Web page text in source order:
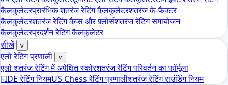
कैलकुलेटरप्रारंभिक शतरंज रेटिंग कैलकुलेटरशतरंज के-फैक्टर
कैलकुलेटरशतरंज रेटिंग कैप्स और फ़्लोर्सशतरंज रेटिंग समायोजन
कैलकुलेटरप्रदर्शन रेटिंग कैलकुलेटर
सीखें
v
एलो रेटिंग प्रणाली v
एलो शतरंज रेटिंग में अपेक्षित स्कोरशतरंज रेटिंग परिवर्तन का फॉर्मूला
FIDE रेटिंग नियमUS Chess रेटिंग प्रणालीशतरंज रेटिंग राउंडिंग नियम